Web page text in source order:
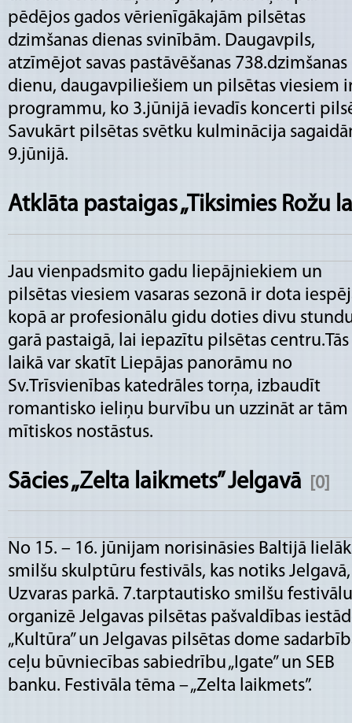
pēdējos gados vērienīgākajām pilsētas
dzimšanas dienas svinībām. Daugavpils,
atzīmējot savas pastāvēšanas 738.dzimšanas
dienu, daugavpiliešiem un pilsētas viesiem
programmu, ko 3.jūnijā ievadīs koncerti
Savukārt pilsētas svētku kulminācija
9.jūnijā.
Atklāta pastaigas „Tiksimies Rožu
Jau vienpadsmito gadu liepājniekiem un
pilsētas viesiem vasaras sezonā ir dota
kopā ar profesionālu gidu doties divu
garā pastaigā, lai iepazītu pilsētas centru.Tās
laikā var skatīt Liepājas panorāmu no
Sv.Trīsvienības katedrāles torņa, izbaudīt
romantisko ieliņu burvību un uzzināt ar
mītiskos nostāstus.
Sācies „Zelta laikmets” Jelgavā [0]
No 15. – 16. jūnijam norisināsies Baltijā
smilšu skulptūru festivāls, kas notiks Jelgavā,
Uzvaras parkā. 7.tarptautisko smilšu festivālu
organizē Jelgavas pilsētas pašvaldības
„Kultūra” un Jelgavas pilsētas dome
ceļu būvniecības sabiedrību „Igate” un SEB
banku. Festivāla tēma – „Zelta laikmets”.